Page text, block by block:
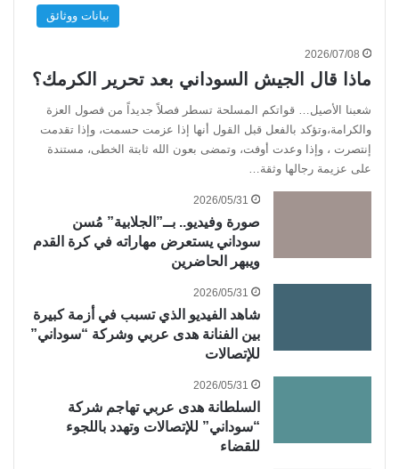
بيانات ووثائق
2026/07/08
ماذا قال الجيش السوداني بعد تحرير الكرمك؟
شعبنا الأصيل… قواتكم المسلحة تسطر فصلاً جديداً من فصول العزة
والكرامة،وتؤكد بالفعل قبل القول أنها إذا عزمت حسمت، وإذا تقدمت
إنتصرت ، وإذا وعدت أوفت، وتمضى بعون الله ثابتة الخطى، مستندة
على عزيمة رجالها وثقة…
2026/05/31
صورة وفيديو.. بــ”الجلابية” مُسن
سوداني يستعرض مهاراته في كرة القدم
ويبهر الحاضرين
2026/05/31
شاهد الفيديو الذي تسبب في أزمة كبيرة
بين الفنانة هدى عربي وشركة “سوداني”
للإتصالات
2026/05/31
السلطانة هدى عربي تهاجم شركة
“سوداني” للإتصالات وتهدد باللجوء
للقضاء